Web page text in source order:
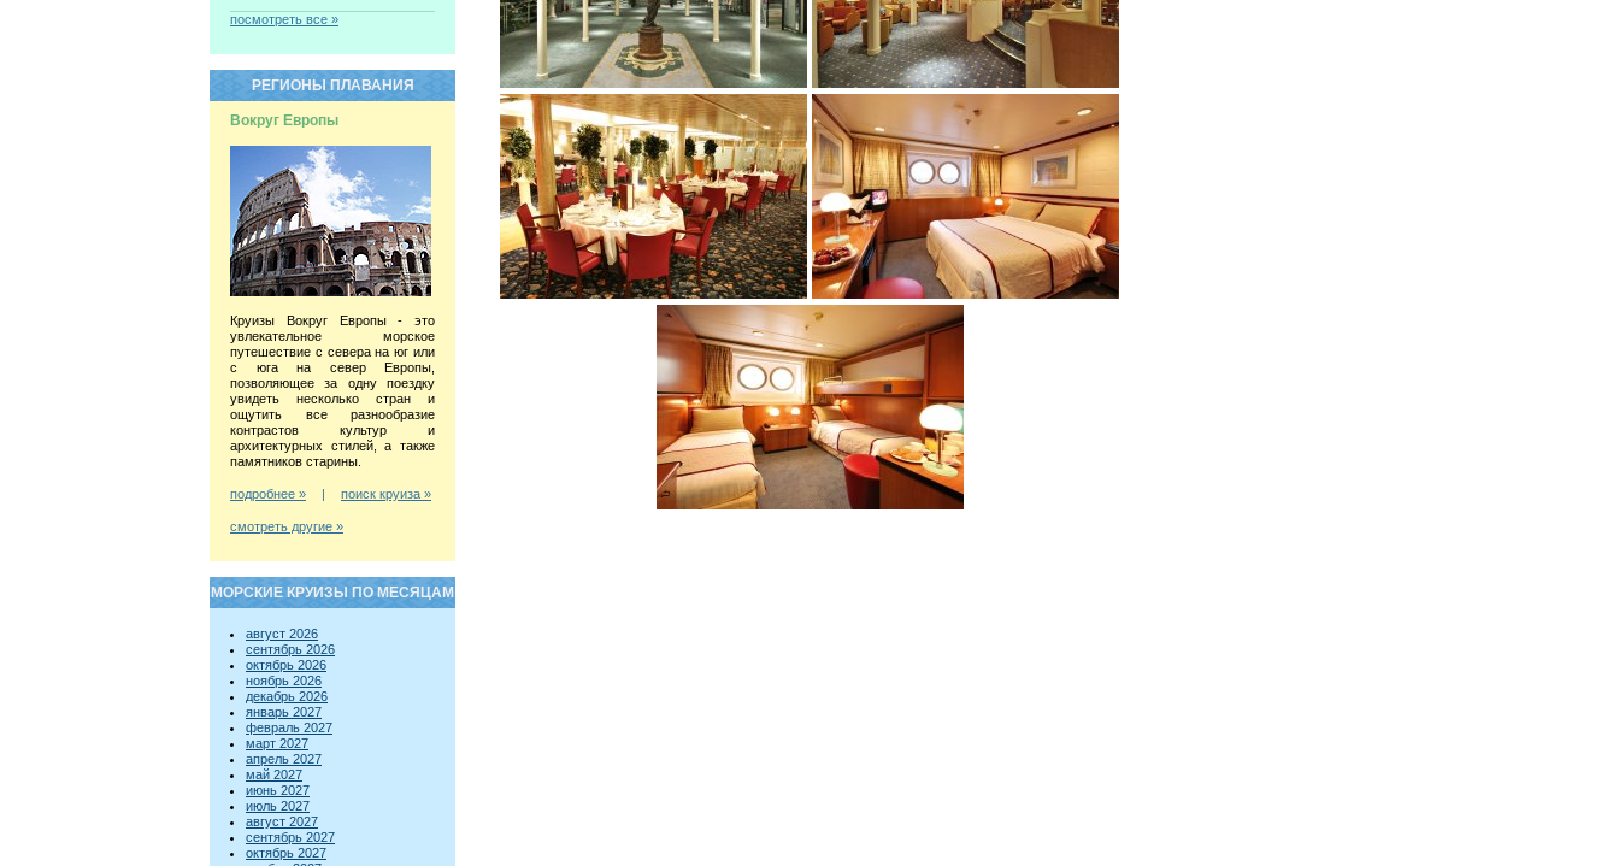
посмотреть все »
РЕГИОНЫ ПЛАВАНИЯ
Вокруг Европы
Круизы Вокруг Европы - это
увлекательное морское
путешествие с севера на юг или
с юга на север Европы,
позволяющее за одну поездку
увидеть несколько стран и
ощутить все разнообразие
контрастов культур и
архитектурных стилей, а также
памятников старины.
подробнее » | поиск круиза »
смотреть другие »
МОРСКИЕ КРУИЗЫ ПО МЕСЯЦАМ
август 2026
сентябрь 2026
октябрь 2026
ноябрь 2026
декабрь 2026
январь 2027
февраль 2027
март 2027
апрель 2027
май 2027
июнь 2027
июль 2027
август 2027
сентябрь 2027
октябрь 2027